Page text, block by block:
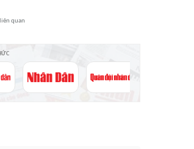
liên quan